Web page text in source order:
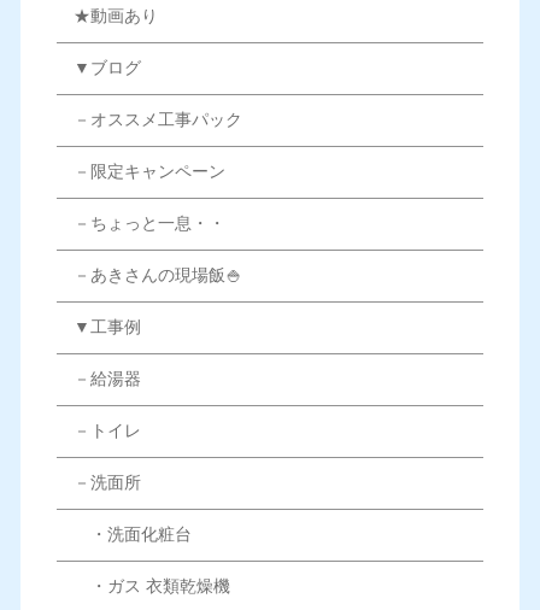
★動画あり
▼ブログ
－オススメ工事パック
－限定キャンペーン
－ちょっと一息・・
－あきさんの現場飯🍚
▼工事例
－給湯器
－トイレ
－洗面所
・洗面化粧台
・ガス 衣類乾燥機